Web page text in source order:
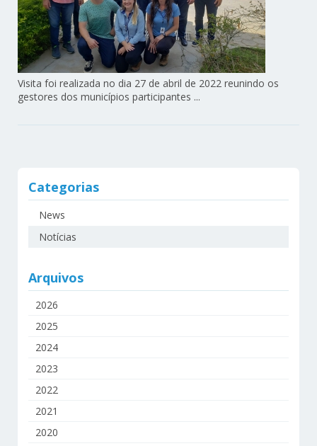
Visita foi realizada no dia 27 de abril de 2022 reunindo os
gestores dos municípios participantes ...
Categorias
News
Notícias
Arquivos
2026
2025
2024
2023
2022
2021
2020